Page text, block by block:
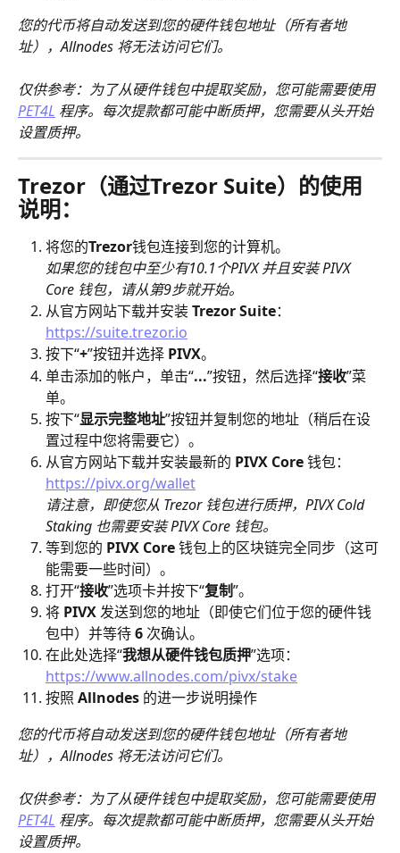
您的代币将自动发送到您的硬件钱包地址（所有者地
址），Allnodes 将无法访问它们。
仅供参考：为了从硬件钱包中提取奖励，您可能需要使用
PET4L 程序。每次提款都可能中断质押，您需要从头开始
设置质押。
Trezor（通过Trezor Suite）的使用
说明：
将您的Trezor钱包连接到您的计算机。
如果您的钱包中至少有10.1个PIVX 并且安装 PIVX
Core 钱包，请从第9步就开始。
从官方网站下载并安装 Trezor Suite：
https://suite.trezor.io
按下“+”按钮并选择 PIVX。
单击添加的帐户，单击“...”按钮，然后选择“接收”菜
单。
按下“显示完整地址”按钮并复制您的地址（稍后在设
置过程中您将需要它）。
从官方网站下载并安装最新的 PIVX Core 钱包：
https://pivx.org/wallet
​请注意，即使您从 Trezor 钱包进行质押，PIVX Cold
Staking 也需要安装 PIVX Core 钱包。
等到您的 PIVX Core 钱包上的区块链完全同步（这可
能需要一些时间）。
打开“接收”选项卡并按下“复制”。
将 PIVX 发送到您的地址（即使它们位于您的硬件钱
包中）并等待 6 次确认。
在此处选择“我想从硬件钱包质押”选项：
https://www.allnodes.com/pivx/stake
按照 Allnodes 的进一步说明操作
您的代币将自动发送到您的硬件钱包地址（所有者地
址），Allnodes 将无法访问它们。
仅供参考：为了从硬件钱包中提取奖励，您可能需要使用
PET4L 程序。每次提款都可能中断质押，您需要从头开始
设置质押。